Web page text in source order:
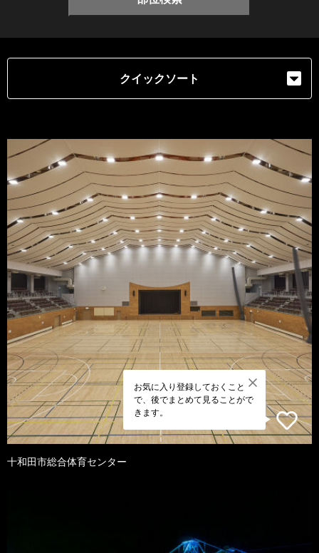
クイックソート
お気に入り登録しておくこと
で、後でまとめて見ることがで
きます。
十和田市総合体育センター